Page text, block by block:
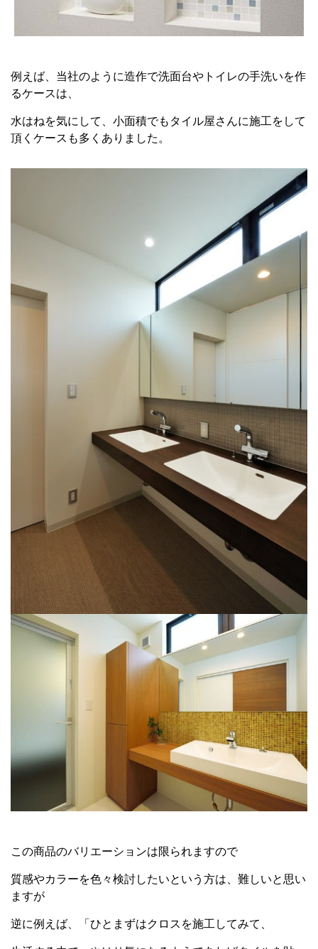
例えば、当社のように造作で洗面台やトイレの手洗いを作
るケースは、
水はねを気にして、小面積でもタイル屋さんに施工をして
頂くケースも多くありました。
この商品のバリエーションは限られますので
質感やカラーを色々検討したいという方は、難しいと思い
ますが
逆に例えば、「ひとまずはクロスを施工してみて、